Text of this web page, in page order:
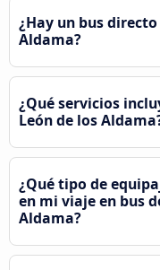
¿Hay un bus
Aldama?
¿Qué servicios
León de los
¿Qué tipo de
en mi viaje en bus
Aldama?